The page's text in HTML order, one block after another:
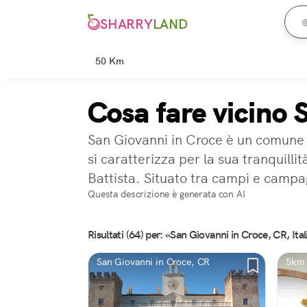
SHARRYLAND
50 Km
Cosa fare vicino
San Giovanni in Croce è un
si caratterizza per la sua
Battista. Situato tra campi e
Questa descrizione è generata con AI
Risultati (64) per: «San Giovanni in Croce, CR,
San Giovanni in Croce, CR 5km